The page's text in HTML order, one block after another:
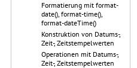
Formatierung mit format-
date(), format-time(),
format-dateTime()
Konstruktion von Datums-,
Zeit-, Zeitstempelwerten
Operationen mit Datums-,
Zeit-, Zeitstempelwerten